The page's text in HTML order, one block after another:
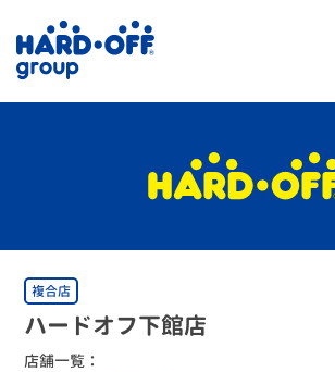
複合店
ハードオフ下館店
店舗一覧：